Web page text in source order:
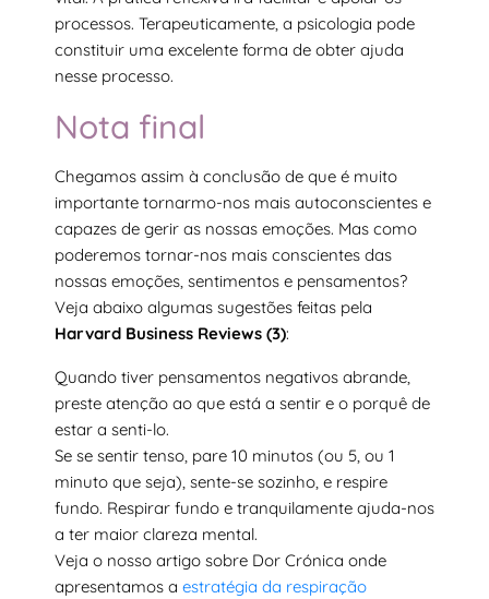
processos. Terapeuticamente, a psicologia pode
constituir uma excelente forma de obter ajuda
nesse processo.
Nota final
Chegamos assim à conclusão de que é muito
importante tornarmo-nos mais autoconscientes e
capazes de gerir as nossas emoções. Mas como
poderemos tornar-nos mais conscientes das
nossas emoções, sentimentos e pensamentos?
Veja abaixo algumas sugestões feitas pela
Harvard Business Reviews (3):
Quando tiver pensamentos negativos abrande,
preste atenção ao que está a sentir e o porquê de
estar a senti-lo.
Se se sentir tenso, pare 10 minutos (ou 5, ou 1
minuto que seja), sente-se sozinho, e respire
fundo. Respirar fundo e tranquilamente ajuda-nos
a ter maior clareza mental.
Veja o nosso artigo sobre Dor Crónica onde
apresentamos a estratégia da respiração